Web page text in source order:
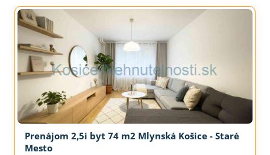
Prenájom 2,5i byt 74 m2 Mlynská Košice - Staré
Mesto